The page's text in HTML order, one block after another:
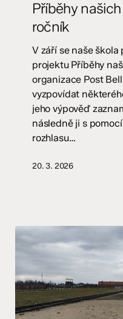
ročník
Příběhy
ročník
V září se naše
projektu Příběhy
organizace Post
vyzpovídat
jeho výpověď
následně ji s
rozhlasu…
20. 3. 2026